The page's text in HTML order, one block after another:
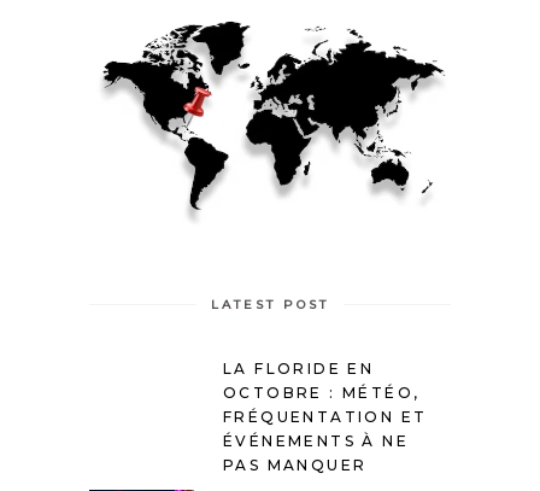
LATEST POST
LA FLORIDE EN
OCTOBRE : MÉTÉO,
FRÉQUENTATION ET
ÉVÉNEMENTS À NE
PAS MANQUER